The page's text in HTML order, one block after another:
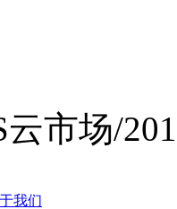
市场/
我们